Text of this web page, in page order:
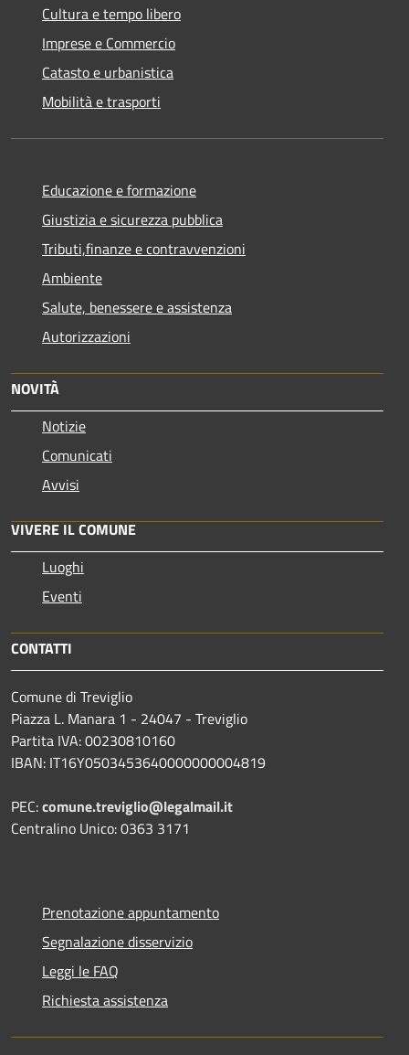
Cultura e tempo libero
Imprese e Commercio
Catasto e urbanistica
Mobilità e trasporti
Educazione e formazione
Giustizia e sicurezza pubblica
Tributi,finanze e contravvenzioni
Ambiente
Salute, benessere e assistenza
Autorizzazioni
NOVITÀ
Notizie
Comunicati
Avvisi
VIVERE IL COMUNE
Luoghi
Eventi
CONTATTI
Comune di Treviglio
Piazza L. Manara 1 - 24047 - Treviglio
Partita IVA: 00230810160
IBAN: IT16Y0503453640000000004819
PEC:comune.treviglio@legalmail.it
Centralino Unico: 0363 3171
Prenotazione appuntamento
Segnalazione disservizio
Leggi le FAQ
Richiesta assistenza